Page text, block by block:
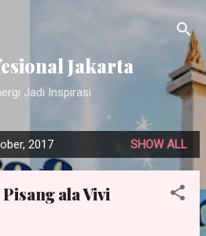
Jakarta
Jadi Inspirasi
2017 SHOW ALL
ala Vivi